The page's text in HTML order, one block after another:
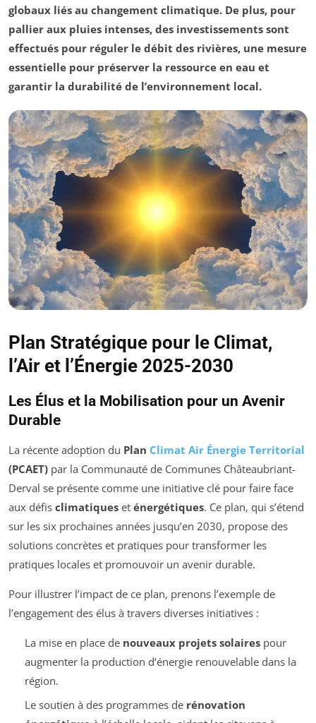
globaux liés au changement climatique. De plus, pour
pallier aux pluies intenses, des investissements sont
effectués pour réguler le débit des rivières, une mesure
essentielle pour préserver la ressource en eau et
garantir la durabilité de l’environnement local.
Plan Stratégique pour le Climat,
l’Air et l’Énergie 2025-2030
Les Élus et la Mobilisation pour un Avenir
Durable
La récente adoption du Plan Climat Air Énergie Territorial
(PCAET) par la Communauté de Communes Châteaubriant-
Derval se présente comme une initiative clé pour faire face
aux défis climatiques et énergétiques. Ce plan, qui s’étend
sur les six prochaines années jusqu’en 2030, propose des
solutions concrètes et pratiques pour transformer les
pratiques locales et promouvoir un avenir durable.
Pour illustrer l’impact de ce plan, prenons l’exemple de
l’engagement des élus à travers diverses initiatives :
La mise en place de nouveaux projets solairespour
augmenter la production d’énergie renouvelable dans la
région.
Le soutien à des programmes de rénovation